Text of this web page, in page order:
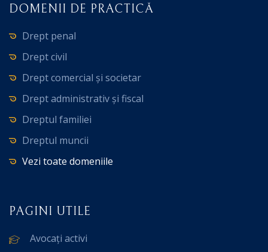
DOMENII DE PRACTICĂ
Drept penal
Drept civil
Drept comercial și societar
Drept administrativ și fiscal
Dreptul familiei
Dreptul muncii
Vezi toate domeniile
PAGINI UTILE
Avocați activi